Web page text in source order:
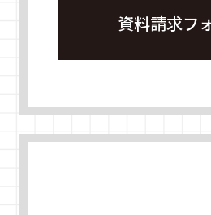
資料請求フ